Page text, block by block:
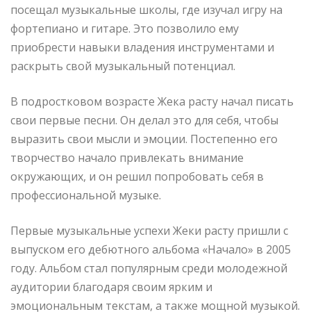
посещал музыкальные школы, где изучал игру на
фортепиано и гитаре. Это позволило ему
приобрести навыки владения инструментами и
раскрыть свой музыкальный потенциал.
В подростковом возрасте Жека расту начал писать
свои первые песни. Он делал это для себя, чтобы
выразить свои мысли и эмоции. Постепенно его
творчество начало привлекать внимание
окружающих, и он решил попробовать себя в
профессиональной музыке.
Первые музыкальные успехи Жеки расту пришли с
выпуском его дебютного альбома «Начало» в 2005
году. Альбом стал популярным среди молодежной
аудитории благодаря своим ярким и
эмоциональным текстам, а также мощной музыкой.